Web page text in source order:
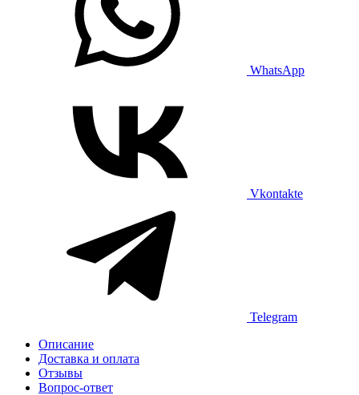
WhatsApp
Vkontakte
Telegram
Описание
Доставка и оплата
Отзывы
Вопрос-ответ